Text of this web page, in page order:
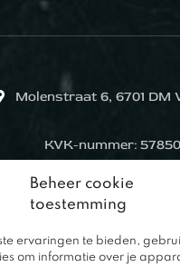
Beheer cookie
toestemming
ervaringen te bieden,
om informatie over je
Molenstraat 6, 6701 DM
KVK-nummer: